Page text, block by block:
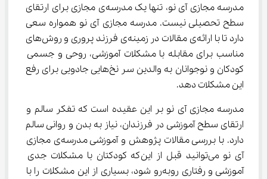
مدرسه مجازی آی نو، تنها یک مدرسه‌ی مجازی برای ارتقای
سطح تحصیلی نیست. مدرسه مجازی آی نو همواره سعی
دارد تا با ارائه‌ی مقالات در زمینه‌ی فرزند پروری و روش‌های
مناسب برای مقابله با مشکلات آموزشی، روحی و جسمی
کودکان و نوجوانان به والدین سر نخ‌هایی جادویی برای رفع
این مشکلات دهد.
مدرسه مجازی آی نو بر این عقیده است که تفکر سالم و
ارتقای سطح آموزشی در فرزندان، نیاز به بدن و روانی سالم
دارد. با بررسی مقالات پژوهش و آموزشی مدرسه‌ی مجازی
آی نو می‌توانید قبل از این‌که کودکتان با مشکلات جدی
آموزشی و رفتاری روبه‌رو شود، بسیاری از این مشکلات را با